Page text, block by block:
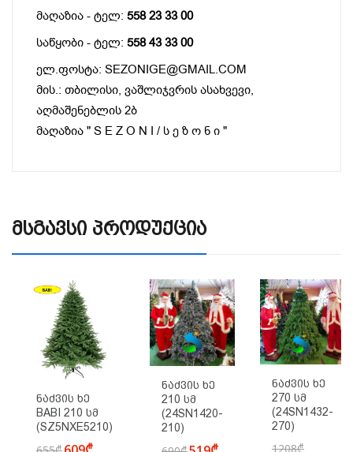
მაღაზია - ტელ: 558 23 33 00
საწყობი - ტელ: 558 43 33 00
ელ.ფოსტა: SEZONIGE@GMAIL.COM
მის.: თბილისი, ვაშლიჯვრის ასახვევი,
აღმაშენებლის 2ბ
მაღაზია " S E Z O N I / ს ე ზ ო ნ ი "
Მსგავსი Პროდუქცია
Ნაძვის Ხე
BABI 210 Სმ
(SZ5NXE5210)
Ნაძვის Ხე
210 Სმ
(24SN1420-
210)
Ნაძვის Ხე
270 Სმ
(24SN1432-
270)
1208₾